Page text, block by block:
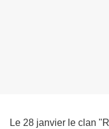
Le 28 janvier le clan